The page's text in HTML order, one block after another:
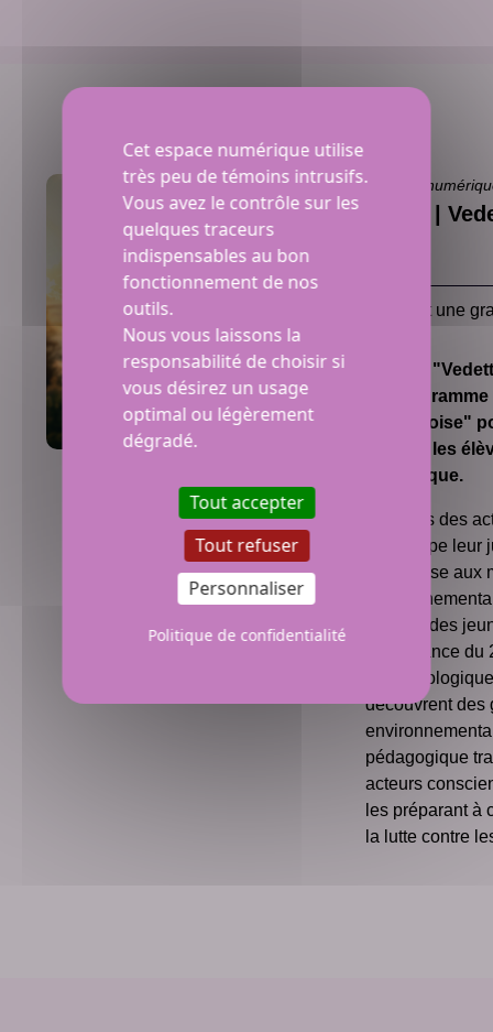
Trousse
SAÉ 3 |
Contient une
La SAÉ
du
québécoise"
engage les
écologique.
À travers des
développe leur
sensibilise aux
l'impact des
l'importance
défis
découvrent des
pédagogique
acteurs
les préparant à
la lutte contre
Cet espace numérique utilise
très peu de témoins intrusifs.
Vous avez le contrôle sur les
quelques traceurs
indispensables au bon
fonctionnement de nos
outils.
Nous vous laissons la
responsabilité de choisir si
vous désirez un usage
optimal ou légèrement
dégradé.
Tout accepter
Tout refuser
Personnaliser
Politique de confidentialité